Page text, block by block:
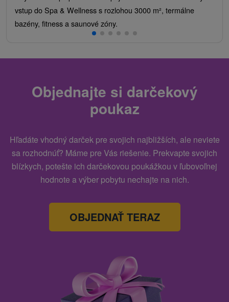
vstup do Spa & Wellness s rozlohou 3000 m², termálne
bazény, fitness a saunové zóny.
Objednajte si darčekový
poukaz
Hľadáte vhodný darček pre svojich najbližších, ale neviete
sa rozhodnúť? Máme pre Vás riešenie. Prekvapte svojich
blízkych, potešte ich darčekovou poukážkou v ľubovoľnej
hodnote a výber pobytu nechajte na nich.
OBJEDNAŤ TERAZ